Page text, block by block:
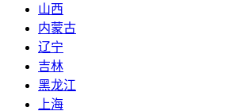
山西
内蒙古
辽宁
吉林
黑龙江
上海